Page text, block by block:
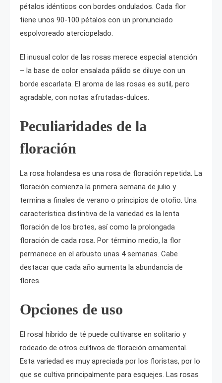
pétalos idénticos con bordes ondulados. Cada flor
tiene unos 90-100 pétalos con un pronunciado
espolvoreado aterciopelado.
El inusual color de las rosas merece especial atención
– la base de color ensalada pálido se diluye con un
borde escarlata. El aroma de las rosas es sutil, pero
agradable, con notas afrutadas-dulces.
Peculiaridades de la
floración
La rosa holandesa es una rosa de floración repetida. La
floración comienza la primera semana de julio y
termina a finales de verano o principios de otoño. Una
característica distintiva de la variedad es la lenta
floración de los brotes, así como la prolongada
floración de cada rosa. Por término medio, la flor
permanece en el arbusto unas 4 semanas. Cabe
destacar que cada año aumenta la abundancia de
flores.
Opciones de uso
El rosal híbrido de té puede cultivarse en solitario y
rodeado de otros cultivos de floración ornamental.
Esta variedad es muy apreciada por los floristas, por lo
que se cultiva principalmente para esquejes. Las rosas